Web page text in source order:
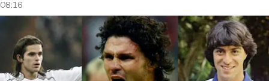
08:16